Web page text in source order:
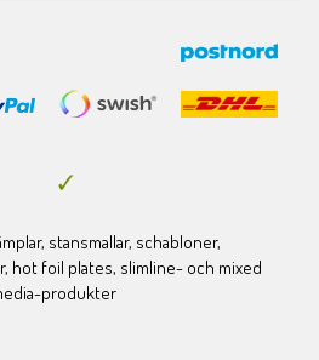
stansmallar, schabloner,
hot foil plates, slimline- och mixed
produkter